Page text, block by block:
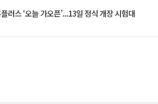
러스 ‘오늘 가오픈’...13일 정식 개장 시험대